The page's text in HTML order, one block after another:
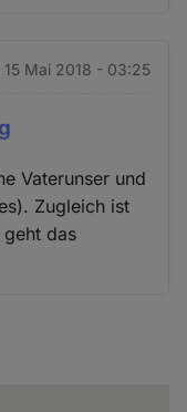
15 Mai 2018 - 03:25
Vaterunser und
Zugleich ist
das